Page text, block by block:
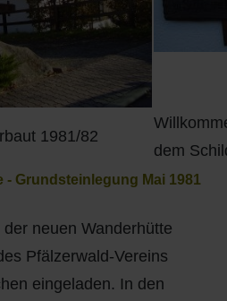
1981/82
dem
- Grundsteinlegung Mai 1981
neuen Wanderhütte
Pfälzerwald-Vereins
eingeladen. In den